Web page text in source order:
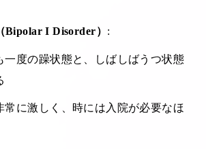
Bipolar I Disorder） :
一度の躁状態と、しばしばうつ状態
常に激しく、時には入院が必要なほ